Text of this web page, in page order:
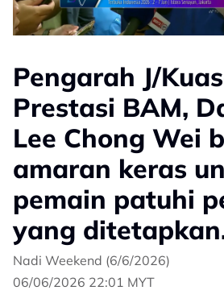
Pengarah J/
Prestasi BAM,
Lee Chong Wei
amaran keras
pemain patuhi
yang
Nadi Weekend (6/6/2026)
06/06/2026 22:01 MYT